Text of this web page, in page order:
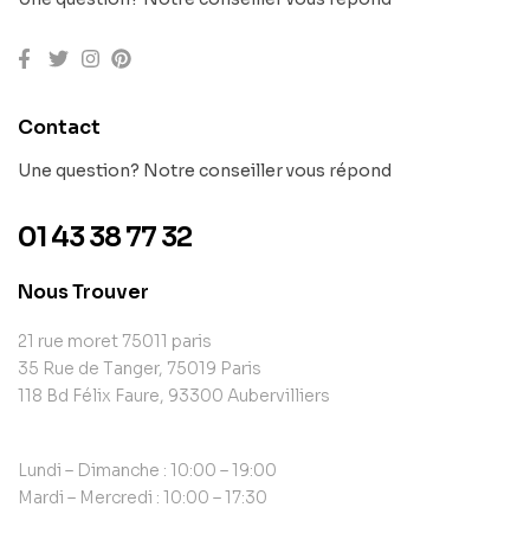
Contact
Une question? Notre conseiller vous répond
01 43 38 77 32
Nous Trouver
21 rue moret 75011 paris
35 Rue de Tanger, 75019 Paris
118 Bd Félix Faure, 93300 Aubervilliers
Lundi – Dimanche : 10:00 – 19:00
Mardi – Mercredi : 10:00 – 17:30